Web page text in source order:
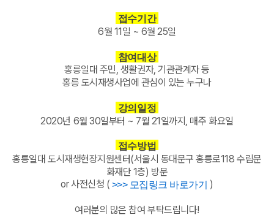
접수기간
6월 11일 ~ 6월 25일
참여대상
홍릉일대 주민, 생활권자, 기관관계자 등
홍릉 도시재생사업에 관심이 있는 누구나
강의일정
2020년 6월 30일부터 ~ 7월 21일까지, 매주 화요일
접수방법
홍릉일대 도시재생현장지원센터(서울시 동대문구 홍릉로118 수림문
화재단 1층) 방문
or 사전신청 ( >>> 모집링크 바로가기 )
여러분의 많은 참여 부탁드립니다!